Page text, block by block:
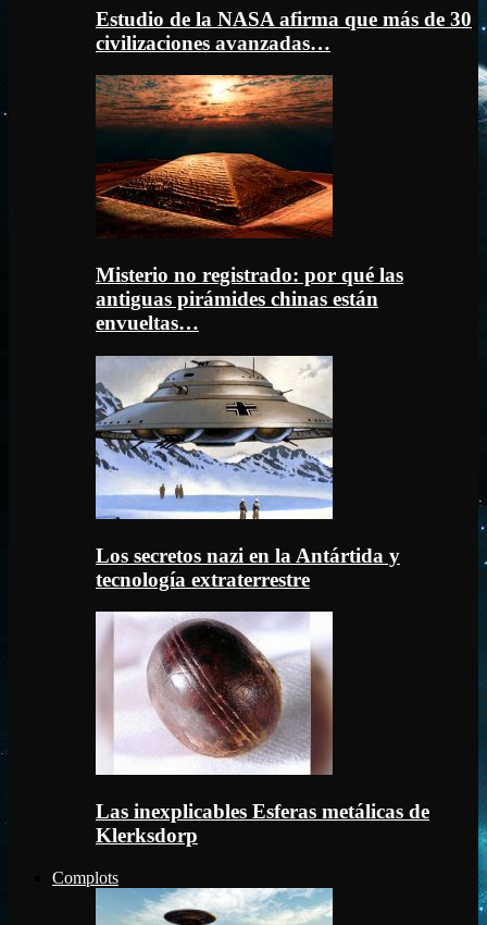
Estudio de la NASA afirma que más de 30
civilizaciones avanzadas…
Misterio no registrado: por qué las
antiguas pirámides chinas están
envueltas…
Los secretos nazi en la Antártida y
tecnología extraterrestre
Las inexplicables Esferas metálicas de
Klerksdorp
Complots